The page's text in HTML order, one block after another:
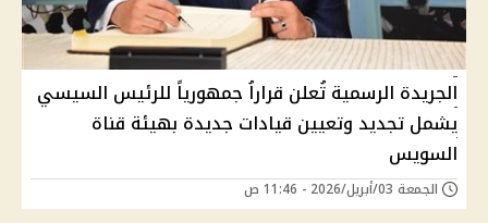
الجريدة الرسمية تُعلن قراراُ جمهورياً للرئيس السيسي
يشمل تجديد وتعيين قيادات جديدة بهيئة قناة
السويس
الجمعة 03/أبريل/2026 - 11:46 ص